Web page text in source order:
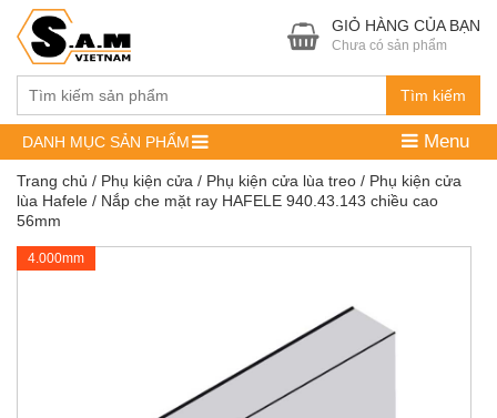
Tìm kiếm
GIỎ HÀNG CỦA BẠN
Chưa có sản phẩm
DANH MỤC SẢN PHẨM Menu
Trang chủ / Phụ kiện cửa / Phụ kiện cửa lùa treo / Phụ kiện cửa
lùa Hafele / Nắp che mặt ray HAFELE 940.43.143 chiều cao
56mm
4.000mm